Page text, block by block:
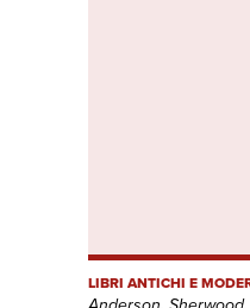
LIBRI ANTICHI E